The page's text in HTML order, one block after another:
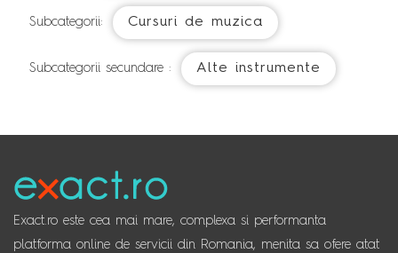
Subcategorii: Cursuri de muzica
Subcategorii secundare : Alte instrumente
Exact.ro este cea mai mare, complexa si performanta
platforma online de servicii din Romania, menita sa ofere atat